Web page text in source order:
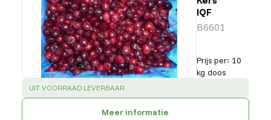
IQF
B6601
Prijs per: 10
kg doos
SUCCESS:
UIT VOORRAAD LEVERBAAR
Meer informatie